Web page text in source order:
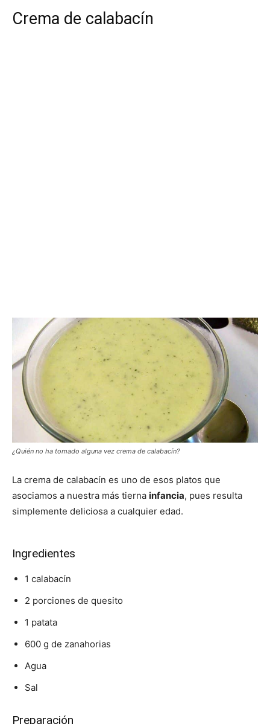
Crema de calabacín
¿Quién no ha tomado alguna vez crema de calabacín?
La crema de calabacín es uno de esos platos que
asociamos a nuestra más tierna infancia, pues resulta
simplemente deliciosa a cualquier edad.
Ingredientes
1 calabacín
2 porciones de quesito
1 patata
600 g de zanahorias
Agua
Sal
Preparación